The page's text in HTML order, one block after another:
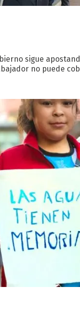
sigue
no puede